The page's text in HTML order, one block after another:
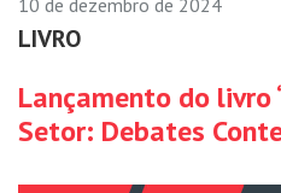
10 de dezembro de 2024
LIVRO
Lançamento do livro
Setor: Debates